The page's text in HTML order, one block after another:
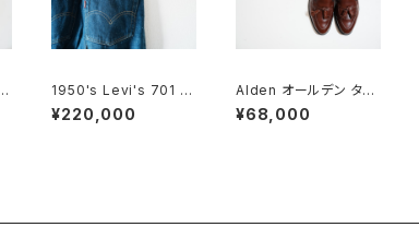
1950's Levi's 701 ビ
ッグE 24×30
¥220,000
Alden オールデン タッ
セルローファー #560
8 D
¥68,000